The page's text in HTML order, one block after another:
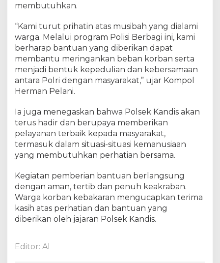
m
u
n
g
n
d
i
membutuhkan.
“Kami turut prihatin atas musibah yang dialami
warga. Melalui program Polisi Berbagi ini, kami
berharap bantuan yang diberikan dapat
membantu meringankan beban korban serta
menjadi bentuk kepedulian dan kebersamaan
antara Polri dengan masyarakat,” ujar Kompol
Herman Pelani.
Ia juga menegaskan bahwa Polsek Kandis akan
terus hadir dan berupaya memberikan
pelayanan terbaik kepada masyarakat,
termasuk dalam situasi-situasi kemanusiaan
yang membutuhkan perhatian bersama.
Kegiatan pemberian bantuan berlangsung
dengan aman, tertib dan penuh keakraban.
Warga korban kebakaran mengucapkan terima
kasih atas perhatian dan bantuan yang
diberikan oleh jajaran Polsek Kandis.
Editor: Al